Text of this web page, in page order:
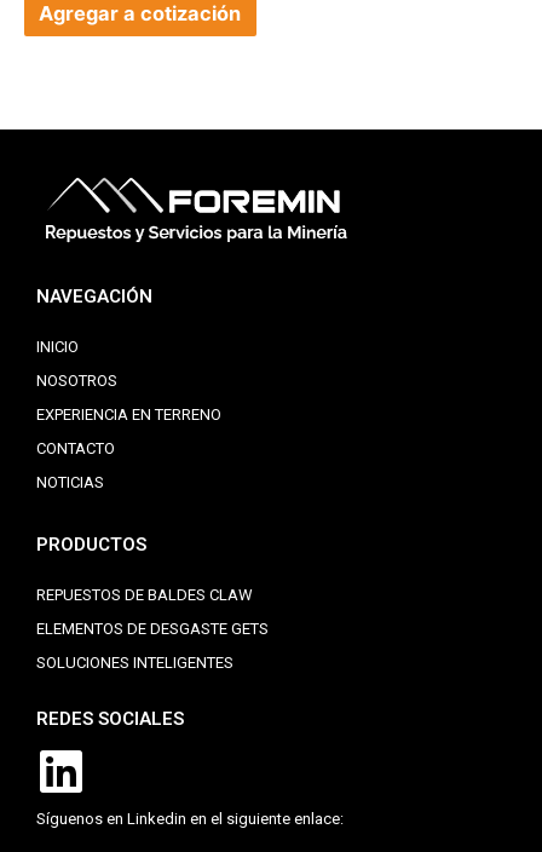
Agregar a cotización
NAVEGACIÓN
INICIO
NOSOTROS
EXPERIENCIA EN TERRENO
CONTACTO
NOTICIAS
PRODUCTOS
REPUESTOS DE BALDES CLAW
ELEMENTOS DE DESGASTE GETS
SOLUCIONES INTELIGENTES
REDES SOCIALES
Síguenos en Linkedin en el siguiente enlace: